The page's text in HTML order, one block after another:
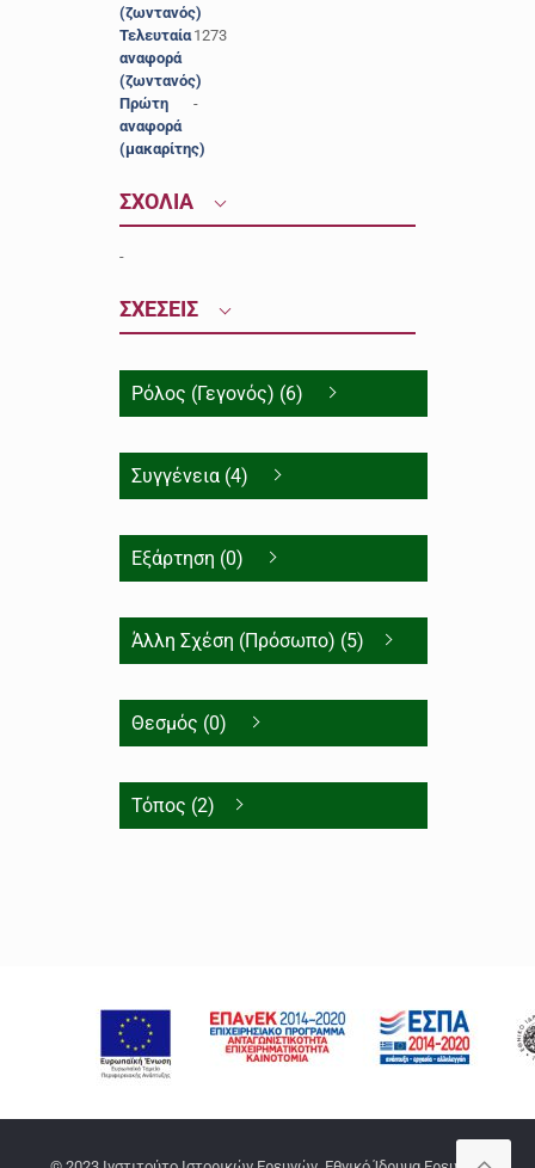
(ζωντανός)
Τελευταία
αναφορά
(ζωντανός)
1273
Πρώτη
αναφορά
(μακαρίτης)
-
ΣΧΟΛΙΑ
-
ΣΧΕΣΕΙΣ
Ρόλος (Γεγονός) (6)
Συγγένεια (4)
Εξάρτηση (0)
Άλλη Σχέση (Πρόσωπο) (5)
Θεσμός (0)
Τόπος (2)